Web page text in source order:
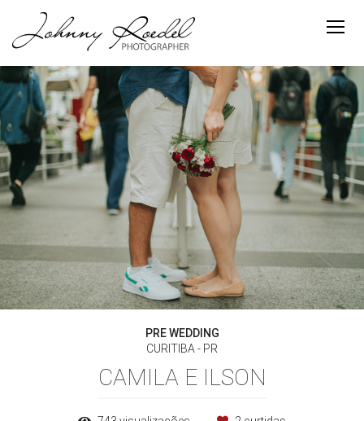
PRE WEDDING
CURITIBA - PR
CAMILA E ILSON